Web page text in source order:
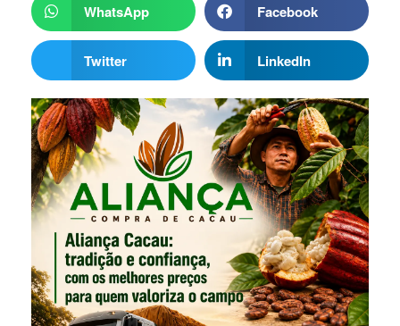
WhatsApp Facebook
Twitter LinkedIn